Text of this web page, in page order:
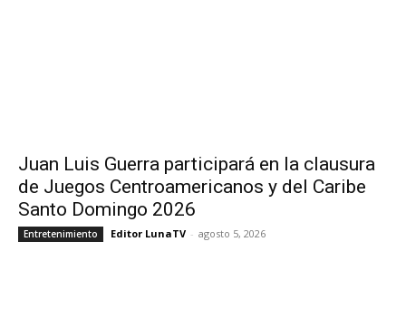
Juan Luis Guerra participará en la clausura
de Juegos Centroamericanos y del Caribe
Santo Domingo 2026
Entretenimiento Editor LunaTV - agosto 5, 2026